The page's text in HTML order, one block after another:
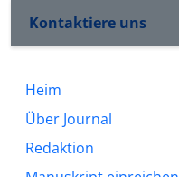
Kontaktiere uns
Heim
Über Journal
Redaktion